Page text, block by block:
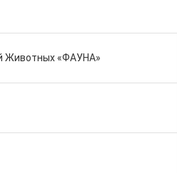
Животных «ФАУНА»